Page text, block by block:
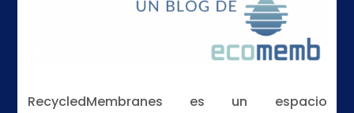
RecycledMembranes es un espacio